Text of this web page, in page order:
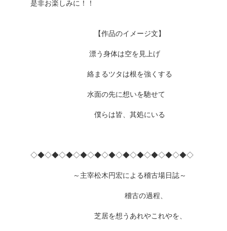
是非お楽しみに！！
【作品のイメージ文】
漂う身体は空を見上げ
絡まるツタは根を強くする
水面の先に想いを馳せて
僕らは皆、其処にいる
◇◆◇◆◇◆◇◆◇◆◇◆◇◆◇◆◇◆◇◆◇◆◇
～主宰松木円宏による稽古場日誌～
稽古の過程、
芝居を想うあれやこれやを、